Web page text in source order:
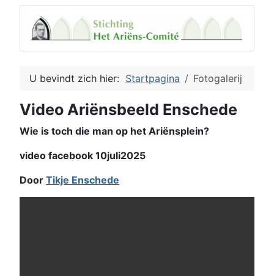
U bevindt zich hier: Startpagina Fotogalerij
Video Ariënsbeeld Enschede
Wie is toch die man op het Ariënsplein?
video facebook 10juli2025
Door Tikje Enschede